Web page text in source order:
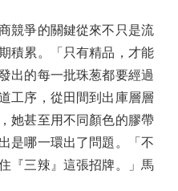
爭的關鍵從來不只是流
積累。「只有精品，才能
出的每一批珠葱都要經過
工序，從田間到出庫層層
她甚至用不同顏色的膠帶
是哪一環出了問題。「不
『三辣』這張招牌。」馬